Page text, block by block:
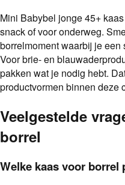
Mini Babybel jonge 45+
snack of voor onderweg.
borrelmoment waarbij je
Voor brie- en
pakken wat je nodig hebt.
productvormen binnen deze
Veelgestelde
borrel
Welke kaas voor borrel